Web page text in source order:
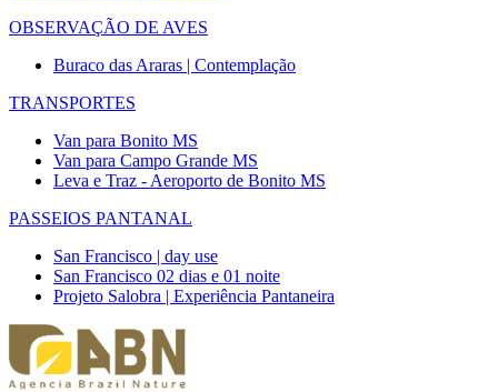
OBSERVAÇÃO DE AVES
Buraco das Araras | Contemplação
TRANSPORTES
Van para Bonito MS
Van para Campo Grande MS
Leva e Traz - Aeroporto de Bonito MS
PASSEIOS PANTANAL
San Francisco | day use
San Francisco 02 dias e 01 noite
Projeto Salobra | Experiência Pantaneira